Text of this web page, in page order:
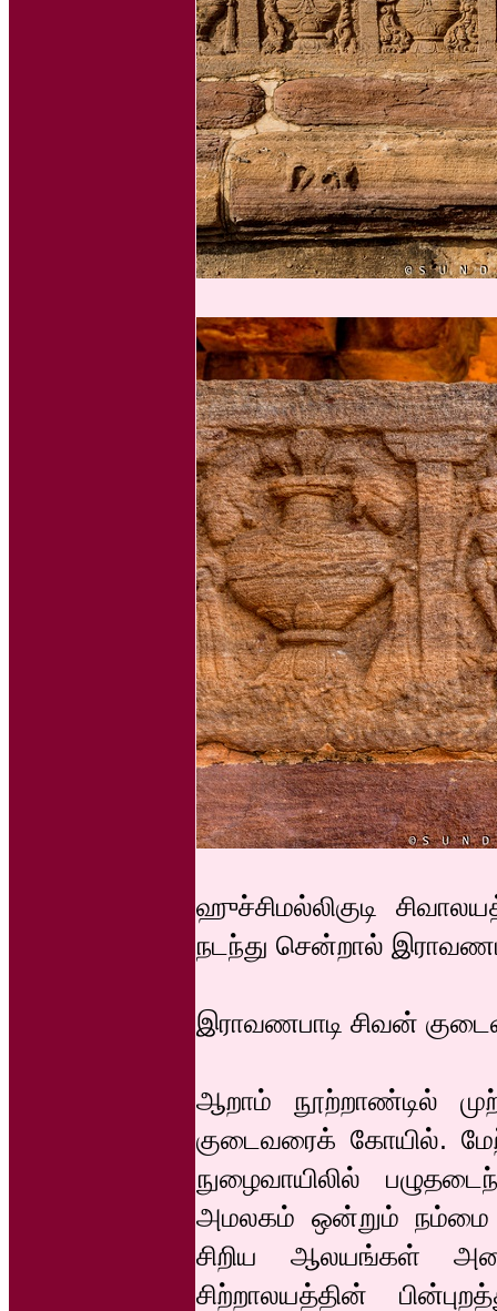
ஹுச்சிமல்லிகுடி
நடந்து சென்றால்
இராவணபாடி சிவன்
ஆறாம் நூற்றாண்டில்
குடைவரைக் கோயில்.
நுழைவாயிலில்
அமலகம் ஒன்றும் நம்மை
சிறிய ஆலயங்கள்
சிற்றாலயத்தின்